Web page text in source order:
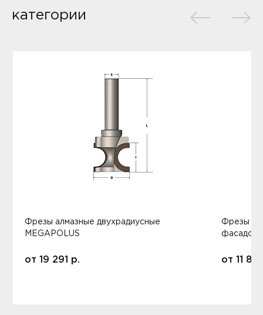
категории
Фрезы алмазные двухрадиусные
MEGAPOLUS
от 19 291 р.
Фрезы
фасадов
от 11